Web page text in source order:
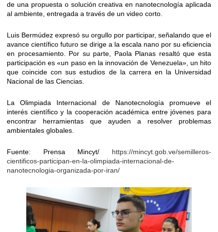
de una propuesta o solución creativa en nanotecnología aplicada
al ambiente, entregada a través de un video corto.
Luis Bermúdez expresó su orgullo por participar, señalando que el
avance científico futuro se dirige a la escala nano por su eficiencia
en procesamiento. Por su parte, Paola Planas resaltó que esta
participación es «un paso en la innovación de Venezuela», un hito
que coincide con sus estudios de la carrera en la Universidad
Nacional de las Ciencias.
La Olimpiada Internacional de Nanotecnología promueve el
interés científico y la cooperación académica entre jóvenes para
encontrar herramientas que ayuden a resolver problemas
ambientales globales.
Fuente: Prensa Mincyt/ https://mincyt.gob.ve/semilleros-
cientificos-participan-en-la-olimpiada-internacional-de-
nanotecnologia-organizada-por-iran/